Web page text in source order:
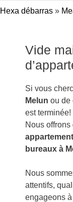
Hexa débarras »
Vide
Si vous
Melun ou de
est terminée!
Nous
bureaux à
Nous
attentifs,
engageons